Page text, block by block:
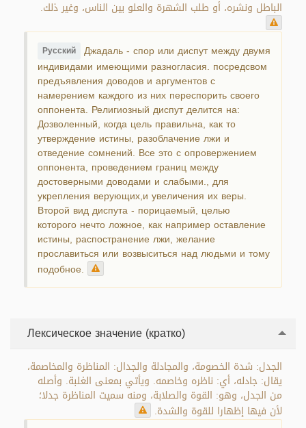
الباطل ونشره، أو طلب الشهرة والعلو بين الناس، وغير ذلك.
Русский Джадаль - спор или диспут между двумя
индивидами имеющими разногласия. посредсвом
предъявления доводов и аргументов с
намерением каждого из них переспорить своего
оппонента. Религиозный диспут делится на:
Дозволенный, когда цель правильна, как то
утверждение истины, разоблачение лжи и
отведение сомнений. Все это с опровержением
оппонента, проведением границ между
достоверными доводами и слабыми., для
укрепления верующих,и увеличения их веры.
Второй вид диспута - порицаемый, целью
которого нечто ложное, как например оставление
истины, распостранение лжи, желание
прославиться или возвыситься над людьми и тому
подобное.
Лексическое значение (кратко)
الجدل: شدة الخصومة، والمجادلة والجدال: المناظرة والمخاصمة،
يقال: جادله، أي: ناظره وخاصمه. ويأتي بمعنى الغلبة. وأصله
من الجدل، وهو: القوة والصلابة، ومنه سميت المناظرة جدلا؛
لأن فيها إظهارا للقوة والشدة.